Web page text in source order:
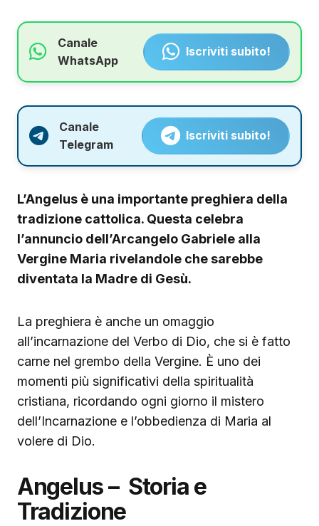
Canale
WhatsApp
Iscriviti subito!
Canale
Telegram
Iscriviti subito!
L’Angelus è una importante preghiera della
tradizione cattolica. Questa celebra
l’annuncio dell’Arcangelo Gabriele alla
Vergine Maria rivelandole che sarebbe
diventata la Madre di Gesù.
La preghiera è anche un omaggio
all’incarnazione del Verbo di Dio, che si è fatto
carne nel grembo della Vergine. È uno dei
momenti più significativi della spiritualità
cristiana, ricordando ogni giorno il mistero
dell’Incarnazione e l’obbedienza di Maria al
volere di Dio.
Angelus – Storia e
Tradizione